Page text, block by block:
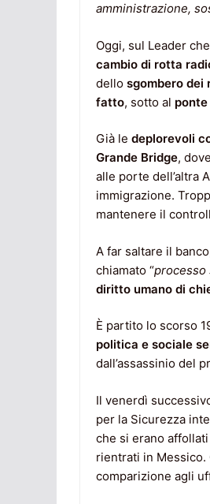
amministrazione,
Oggi, sul Leader
cambio di rotta
dello sgombero dei
fatto, sotto al
Già le deplorevoli
Grande Bridge,
alle porte dell’altra
immigrazione.
mantenere il
A far saltare il
chiamato “processo
diritto umano di
È partito lo scorso
politica e sociale
dall’assassinio del
Il venerdì
per la Sicurezza
che si erano affollati
rientrati in Messico.
comparizione agli